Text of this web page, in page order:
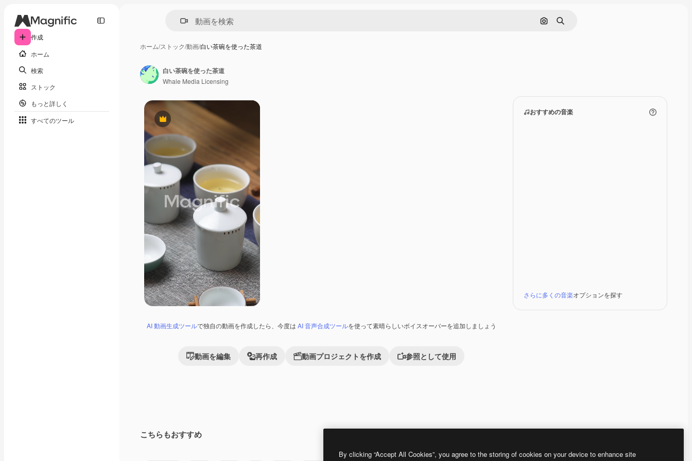
作成
ホーム
検索
ストック
もっと詳しく
すべてのツール
画像で検索
検索
ホーム/ストック/動画/白い茶碗を使った茶道
Premium
AI 動画生成ツールで独自の動画を作成したら、今度は AI 音声合成ツールを使って素晴らしいボイスオーバーを追加しましょう
動画を編集 再作成 動画プロジェクトを作成 参照として使用
おすすめの音楽
さらに多くの音楽オプションを探す
白い茶碗を使った茶道
Whale Media Licensing
こちらもおすすめ
By clicking “Accept All Cookies”, you agree to the storing of cookies on your device to enhance site